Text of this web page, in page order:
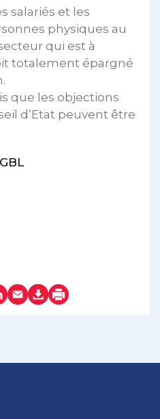
salariés et les
physiques au
qui est à
totalement épargné
que les objections
d’Etat peuvent être